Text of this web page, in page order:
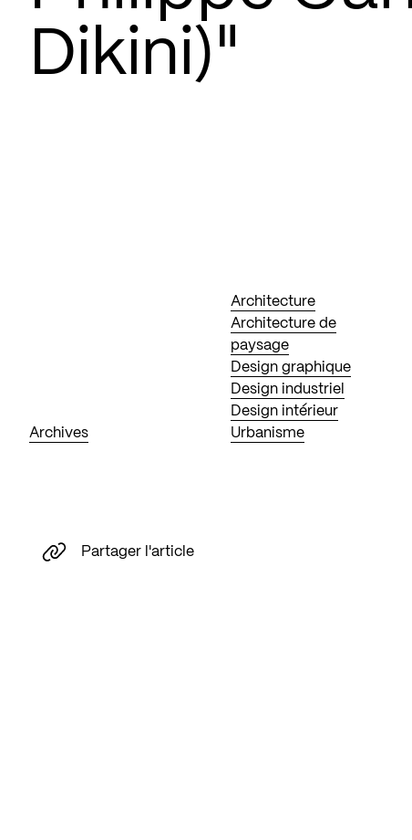
Dikini)"
Archives
Architecture
Architecture de
paysage
Design graphique
Design industriel
Design intérieur
Urbanisme
Partager l'article